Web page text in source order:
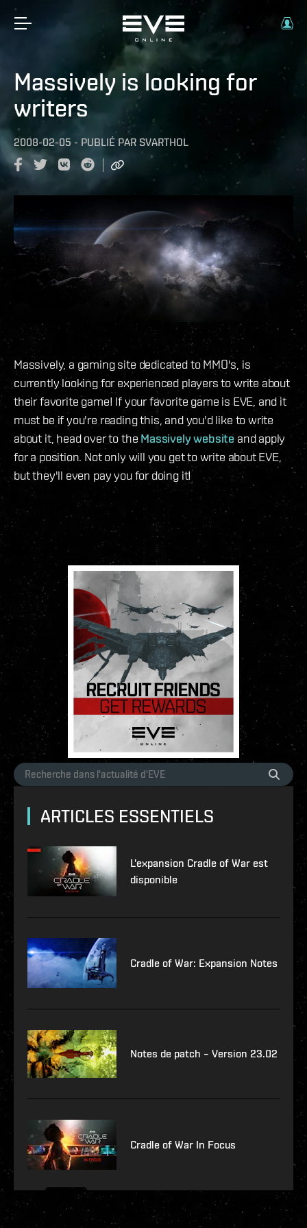
Massively is looking for
writers
2008-02-05 - PUBLIÉ PAR SVARTHOL
Massively, a gaming site dedicated to MMO's, is
currently looking for experienced players to write about
their favorite game! If your favorite game is EVE, and it
must be if you're reading this, and you'd like to write
about it, head over to the Massively website and apply
for a position. Not only will you get to write about EVE,
but they'll even pay you for doing it!
ARTICLES ESSENTIELS
L'expansion Cradle of War est
disponible
Cradle of War: Expansion Notes
Notes de patch – Version 23.02
Cradle of War In Focus